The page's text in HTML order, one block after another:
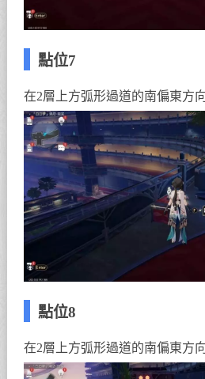
點位7
在2層上方弧形過道的南偏東方
點位8
在2層上方弧形過道的南偏東方